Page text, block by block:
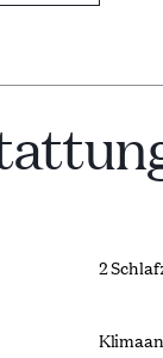
einer
2